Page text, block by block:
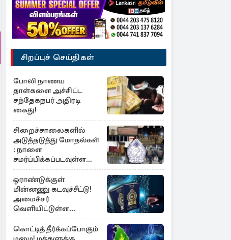
சிறப்புச் செய்திகள்
போலி நாணய
தாள்களை அச்சிட்ட
சந்தேகநபர் அதிரடி
கைது!
சிறைச்சாலைகளில்
அடுத்தடுத்து மோதல்கள்
: நாளை
சமர்ப்பிக்கப்படவுள்ள
அறிக்கை
ஓராண்டுக்குள்
மின்னணு கடவுச்சீட்டு!
அமைச்சர்
வெளியிட்டுள்ள
அறிவிப்பு
கொட்டித் தீர்க்கப்போகும்